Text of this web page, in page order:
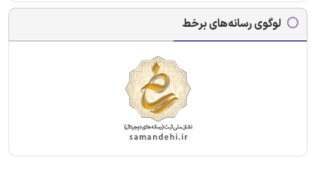
لوگوی رسانه‌های برخط